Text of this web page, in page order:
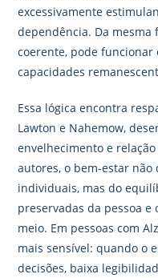
excessivamente
dependência. Da mesma
coerente, pode funcionar
capacidades
Essa lógica encontra
Lawton e Nahemow,
envelhecimento e
autores, o bem-estar não
individuais, mas do
preservadas da pessoa
meio. Em pessoas com
mais sensível: quando o
decisões, baixa